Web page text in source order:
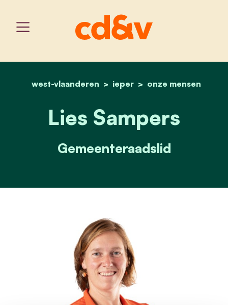
home
west-vlaanderen ieper onze mensen
lies sampers
Lies Sampers
Gemeenteraadslid